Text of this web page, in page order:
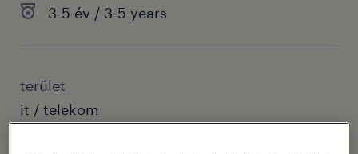
3-5 év / 3-5 years
terület
it / telekom